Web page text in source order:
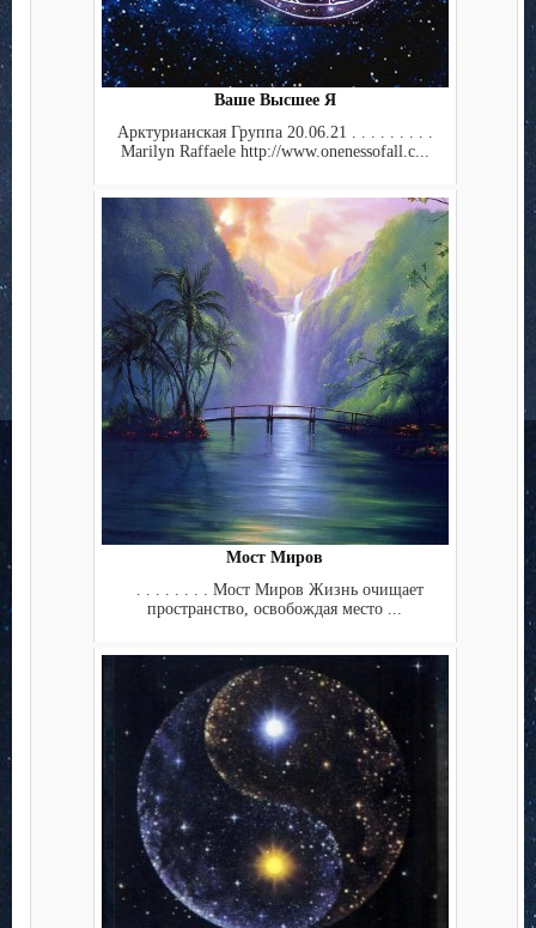
Ваше Высшее Я
Арктурианская Группа 20.06.21 . . . . . . . . .
Marilyn Raffaele http://www.onenessofall.c...
Мост Миров
. . . . . . . . Мост Миров Жизнь очищает
пространство, освобождая место ...